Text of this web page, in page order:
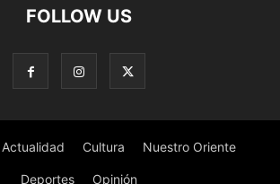
FOLLOW US
Actualidad Cultura Nuestro Oriente
Deportes Opinión